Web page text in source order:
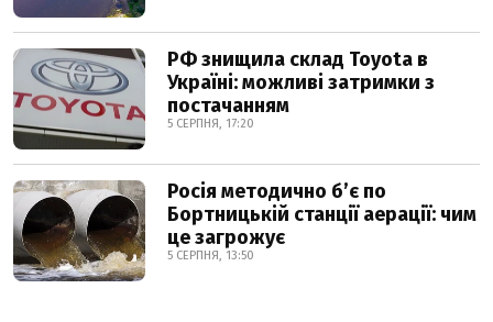
РФ знищила склад Toyota в
Україні: можливі затримки з
постачанням
5 СЕРПНЯ, 17:20
Росія методично б’є по
Бортницькій станції аерації: чим
це загрожує
5 СЕРПНЯ, 13:50